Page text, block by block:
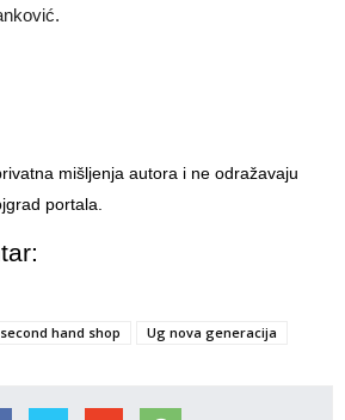
mišljenja autora i ne odražavaju
portala.
second hand shop Ug nova generacija